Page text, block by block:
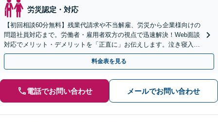
労災認定・対応
【初回相談60分無料】残業代請求や不当解雇、労災から企業様向けの
問題社員対応まで。労働者・雇用者双方の視点で迅速解決！Web面談
対応でメリット・デメリットを「正直に」お伝えします。泣き寝入り
するまえにご相談ください。
料金表を見る
電話でお問い合わせ メールでお問い合わせ